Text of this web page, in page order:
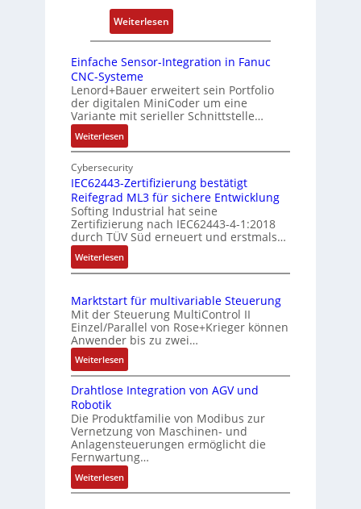
r
e
e
r
y
i
P
o
s
i
i
o
e
s
s
u
n
n
d
Z
u
t
a
n
d
s
Weiterlesen:
D
h
g
e
e
k
o
m
b
n
e
r
t
o
s
t
i
s
Einfache Sensor-Integration in Fanuc
CNC-Systeme
Lenord+Bauer erweitert sein Portfolio
der digitalen MiniCoder um eine
Variante mit serieller Schnittstelle…
Weiterlesen:
E
i
n
a
c
h
e
S
n
s
o
r
-
I
n
e
g
r
t
Cybersecurity
IEC62443-Zertifizierung bestätigt
Reifegrad ML3 für sichere Entwicklung
Softing Industrial hat seine
Zertifizierung nach IEC62443-4-1:2018
durch TÜV Süd erneuert und erstmals…
Weiterlesen:
I
C
6
2
4
4
3
-
e
r
t
Marktstart für multivariable Steuerung
Mit der Steuerung MultiControl II
Einzel/Parallel von Rose+Krieger können
Anwender bis zu zwei…
Weiterlesen:
M
a
k
t
s
t
a
r
Drahtlose Integration von AGV und
Robotik
Die Produktfamilie von Modibus zur
Vernetzung von Maschinen- und
Anlagensteuerungen ermöglicht die
Fernwartung…
Weiterlesen:
D